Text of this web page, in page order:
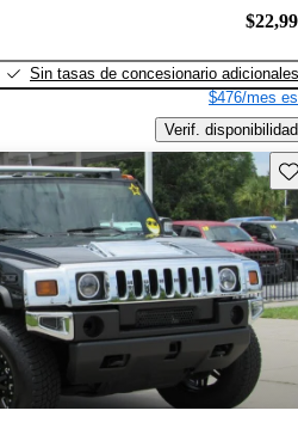
Sin tasas de concesionario adicionales
$476/mes
Verif. disponibilidad